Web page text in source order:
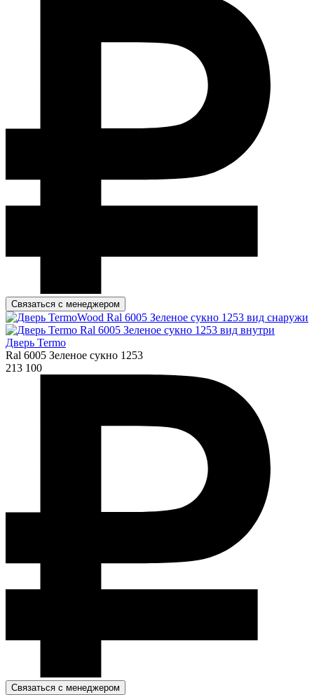
Связаться с менеджером
Дверь Termo
Ral 6005 Зеленое сукно 1253
213 100
Связаться с менеджером